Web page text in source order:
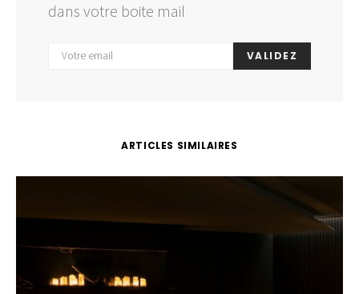
dans votre boite mail
VALIDEZ
ARTICLES SIMILAIRES